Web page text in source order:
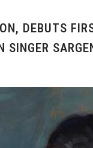
DEBUTS
SINGER